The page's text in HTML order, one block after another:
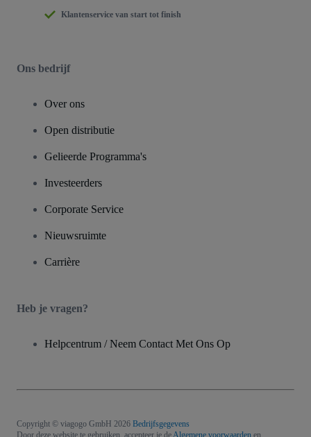
Klantenservice van start tot finish
Ons bedrijf
Over ons
Open distributie
Gelieerde Programma's
Investeerders
Corporate Service
Nieuwsruimte
Carrière
Heb je vragen?
Helpcentrum / Neem Contact Met Ons Op
Copyright © viagogo GmbH 2026 Bedrijfsgegevens
Door deze website te gebruiken, accepteer je deAlgemene voorwaarden en